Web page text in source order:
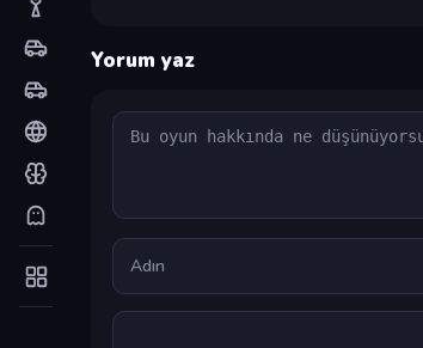
Yorum yaz
Yorum
Ad